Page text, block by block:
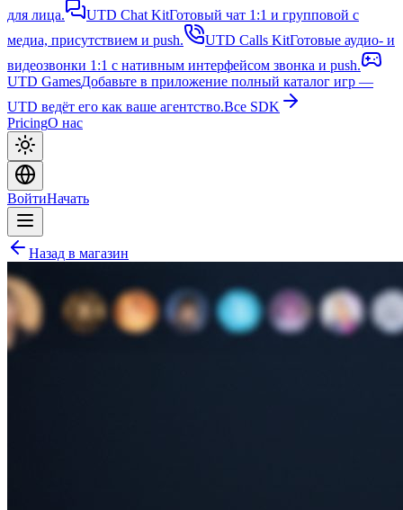
для лица.
UTD Chat KitГотовый чат 1:1 и групповой с
медиа, присутствием и push.
UTD Calls KitГотовые аудио- и
видеозвонки 1:1 с нативным интерфейсом звонка и push.
UTD GamesДобавьте в приложение полный каталог игр —
UTD ведёт его как ваше агентство.Все SDK
PricingО нас
ВойтиНачать
Назад в магазин